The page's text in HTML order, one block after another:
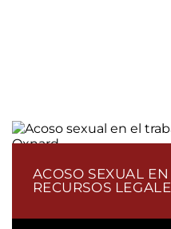
ACOSO SEXUAL
RECURSOS